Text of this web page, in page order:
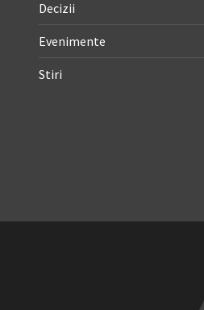
Decizii
Evenimente
Stiri